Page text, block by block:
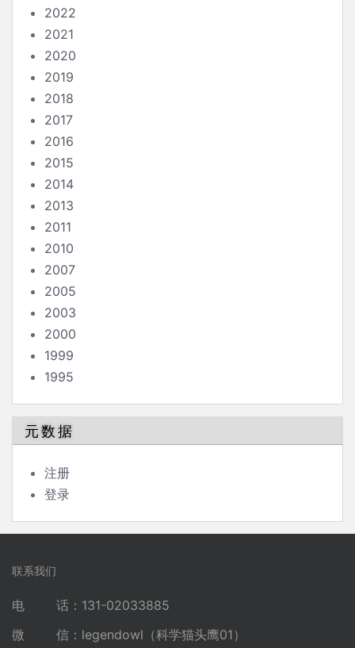
2022
2021
2020
2019
2018
2017
2016
2015
2014
2013
2011
2010
2007
2005
2003
2000
1999
1995
元数据
注册
登录
联系我们
电 话：131-02033885
微 信：legendowl（科学猫头鹰01）